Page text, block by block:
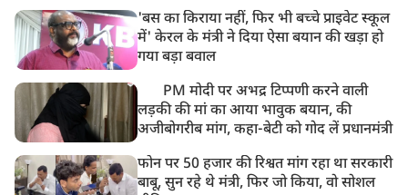
'बस का किराया नहीं, फिर भी बच्चे प्राइवेट स्कूल
में' केरल के मंत्री ने दिया ऐसा बयान की खड़ा हो
गया बड़ा बवाल
PM मोदी पर अभद्र टिप्पणी करने वाली
लड़की की मां का आया भावुक बयान, की
अजीबोगरीब मांग, कहा-बेटी को गोद लें प्रधानमंत्री
फोन पर 50 हजार की रिश्वत मांग रहा था सरकारी
बाबू, सुन रहे थे मंत्री, फिर जो किया, वो सोशल